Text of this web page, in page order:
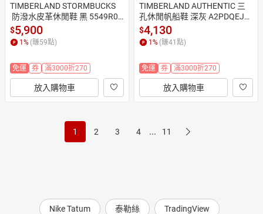
TIMBERLAND STORMBUCKS
防潑水皮革休閒鞋 黑 5549R00
1 男鞋
$5,900
1 % (賺59點)
免運 券 滿3000折270
放入購物車
TIMBERLAND AUTHENTIC 三
孔休閒帆船鞋 深灰 A2PDQEJV
男鞋
$4,130
1 % (賺41 點)
免運 券 滿3000折270
放入購物車
1 2 3 4 ... 11
Nike Tatum 泰勒絲 TradingView